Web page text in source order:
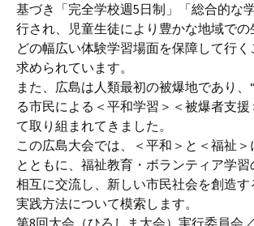
基づき「完全学校週5日制」「総合的な
行され、児童生徒により豊かな地域で
どの幅広い体験学習場面を保障して行
求められています。
また、広島は人類最初の被爆地であり、
る市民による＜平和学習＞＜被爆者支援
て取り組まれてきました。
この広島大会では、＜平和＞と＜福祉＞
とともに、福祉教育・ボランティア学
相互に交流し、新しい市民社会を創造
実践方法について模索します。